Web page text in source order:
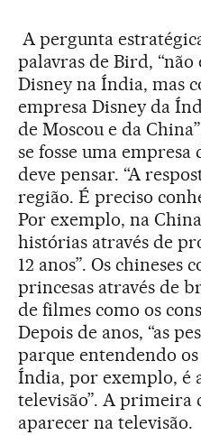
A pergunta
palavras de Bird, “não
Disney na Índia, mas
empresa Disney da
de Moscou e da
se fosse uma empresa
deve pensar. “A
região. É preciso
Por exemplo, na
histórias através de
12 anos”. Os chineses
princesas através de
de filmes como os
Depois de anos, “as
parque entendendo os
Índia, por exemplo, é
televisão”. A primeira
aparecer na televisão.